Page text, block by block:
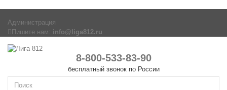
Администрация
Пишите нам: info@liga812.ru
8-800-533-83-90
бесплатный звонок по России